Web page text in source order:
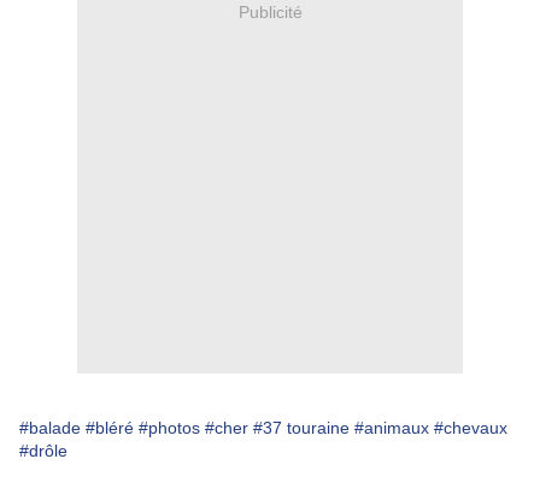
Publicité
#balade #bléré #photos #cher #37 touraine #animaux #chevaux
#drôle